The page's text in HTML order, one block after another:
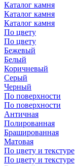
Каталог камня
Каталог камня
Каталог камня
По цвету
По цвету
Бежевый
Белый
Коричневый
Серый
Черный
По поверхности
По поверхности
Античная
Полированная
Брашированная
Матовая
По цвету и текстуре
По цвету и текстуре